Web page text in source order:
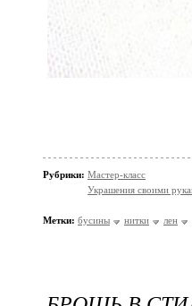
Рубрики: Мастер-класс
Украшения своими
Метки: бусины нитки лен